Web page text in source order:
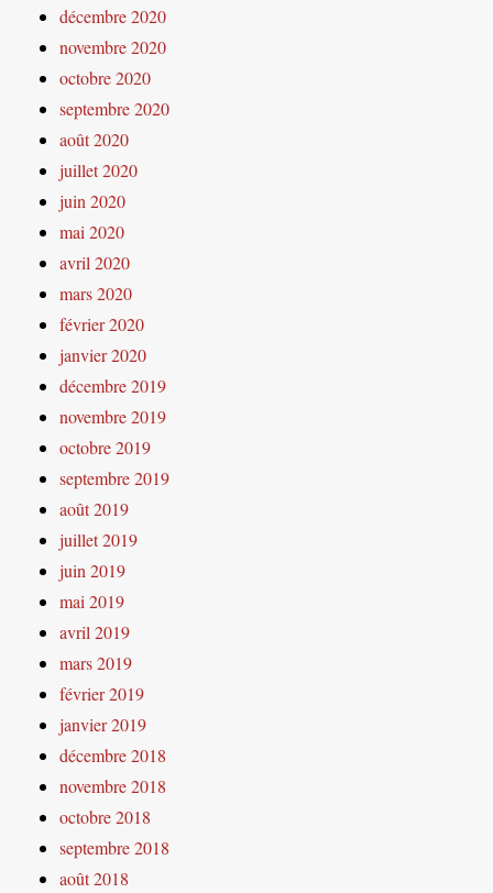
décembre 2020
novembre 2020
octobre 2020
septembre 2020
août 2020
juillet 2020
juin 2020
mai 2020
avril 2020
mars 2020
février 2020
janvier 2020
décembre 2019
novembre 2019
octobre 2019
septembre 2019
août 2019
juillet 2019
juin 2019
mai 2019
avril 2019
mars 2019
février 2019
janvier 2019
décembre 2018
novembre 2018
octobre 2018
septembre 2018
août 2018